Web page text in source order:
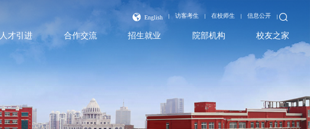
English 访客考生 在校师生 信息公开
人才引进 合作交流 招生就业 院部机构 校友之家